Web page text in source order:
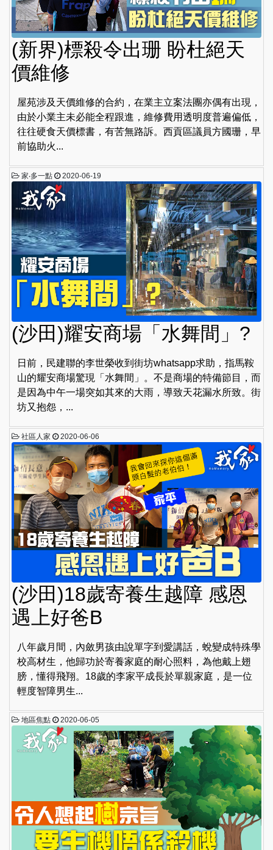
(新界)標殺令出珊 盼杜絕天
價維修
屋苑涉及天價維修的合約，在業主立案法團亦偶有出現，
由於小業主未必能全程跟進，維修費用透明度普遍偏低，
往往硬食天價標書，有苦無路訴。西貢區議員方國珊，早
前協助火...
家‧多一點 2020-06-19
(沙田)耀安商場「水舞間」?
日前，民建聯的李世榮收到街坊whatsapp求助，指馬鞍
山的耀安商場驚現「水舞間」。不是商場的特備節目，而
是因為中午一場突如其來的大雨，導致天花漏水所致。街
坊又抱怨，...
社區人家 2020-06-06
(沙田)18歲寄養生越障 感恩
遇上好爸B
八年歲月間，內斂男孩由說單字到愛講話，蛻變成特殊學
校高材生，他歸功於寄養家庭的耐心照料，為他戴上翅
膀，懂得飛翔。18歲的李家平成長於單親家庭，是一位
輕度智障男生...
地區焦點 2020-06-05